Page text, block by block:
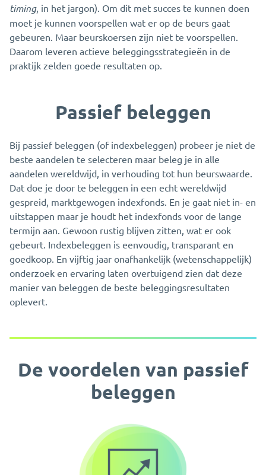
timing, in het jargon). Om dit met succes te kunnen doen
moet je kunnen voorspellen wat er op de beurs gaat
gebeuren. Maar beurskoersen zijn niet te voorspellen.
Daarom leveren actieve beleggingsstrategieën in de
praktijk zelden goede resultaten op.
Passief beleggen
Bij passief beleggen (of indexbeleggen) probeer je niet de
beste aandelen te selecteren maar beleg je in alle
aandelen wereldwijd, in verhouding tot hun beurswaarde.
Dat doe je door te beleggen in een echt wereldwijd
gespreid, marktgewogen indexfonds. En je gaat niet in- en
uitstappen maar je houdt het indexfonds voor de lange
termijn aan. Gewoon rustig blijven zitten, wat er ook
gebeurt. Indexbeleggen is eenvoudig, transparant en
goedkoop. En vijftig jaar onafhankelijk (wetenschappelijk)
onderzoek en ervaring laten overtuigend zien dat deze
manier van beleggen de beste beleggingsresultaten
oplevert.
De voordelen van passief
beleggen